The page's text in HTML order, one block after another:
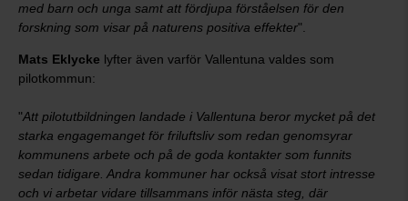
med barn och unga samt att fördjupa förståelsen för den
forskning som visar på naturens positiva effekter".
Mats Eklycke lyfter även varför Vallentuna valdes som
pilotkommun:
"Att pilotutbildningen landade i Vallentuna beror mycket på det
starka engagemanget för friluftsliv som redan genomsyrar
kommunens arbete och på de goda kontakter som funnits
sedan tidigare. Andra kommuner har också visat stort intresse
och vi arbetar vidare tillsammans inför nästa steg, där